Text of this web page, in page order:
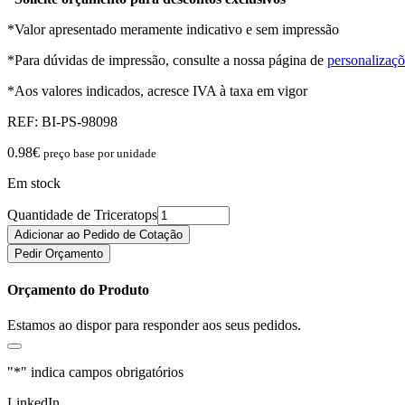
*Valor apresentado meramente indicativo e sem impressão
*Para dúvidas de impressão, consulte a nossa página de
*Aos valores indicados, acresce IVA à taxa em vigor
REF: BI-PS-98098
0.98€ preço base por unidade
Em stock
Quantidade de Triceratops
Adicionar ao Pedido de Cotação
Pedir Orçamento
Orçamento do Produto
Estamos ao dispor para responder aos seus pedidos.
"*" indica campos obrigatórios